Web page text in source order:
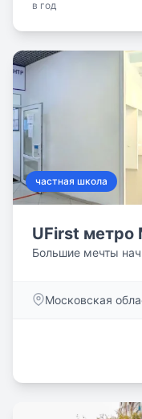
государства.
в год
частная школа
UFirst метро
Большие мечты
Московская